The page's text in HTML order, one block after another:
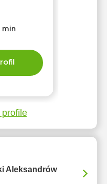
min
Aleksandrów